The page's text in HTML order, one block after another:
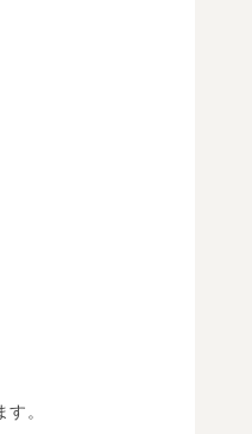
。